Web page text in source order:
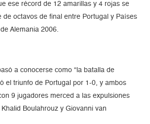
ese récord de 12 amarillas y 4 rojas se
de octavos de final entre Portugal y Países
Alemania 2006.
a conocerse como “la batalla de
el triunfo de Portugal por 1-0, y ambos
9 jugadores merced a las expulsiones
Boulahrouz y Giovanni van